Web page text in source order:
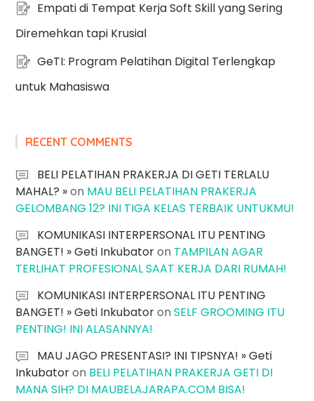
Empati di Tempat Kerja Soft Skill yang Sering
Diremehkan tapi Krusial
GeTI: Program Pelatihan Digital Terlengkap
untuk Mahasiswa
RECENT COMMENTS
BELI PELATIHAN PRAKERJA DI GETI TERLALU
MAHAL? »on MAU BELI PELATIHAN PRAKERJA
GELOMBANG 12? INI TIGA KELAS TERBAIK UNTUKMU!
KOMUNIKASI INTERPERSONAL ITU PENTING
BANGET! » Geti Inkubatoron TAMPILAN AGAR
TERLIHAT PROFESIONAL SAAT KERJA DARI RUMAH!
KOMUNIKASI INTERPERSONAL ITU PENTING
BANGET! » Geti InkubatoronSELF GROOMING ITU
PENTING! INI ALASANNYA!
MAU JAGO PRESENTASI? INI TIPSNYA! » Geti
Inkubatoron BELI PELATIHAN PRAKERJA GETI DI
MANA SIH? DI MAUBELAJARAPA.COM BISA!